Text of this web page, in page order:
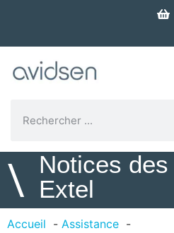
\
Notices
Extel
Accueil
Assistance